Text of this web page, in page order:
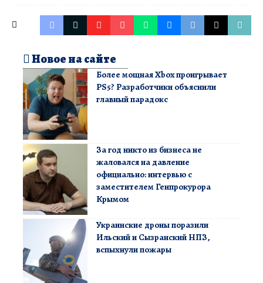
Новое на сайте
Более мощная Xbox проигрывает
PS5? Разработчики объяснили
главный парадокс
За год никто из бизнеса не
жаловался на давление
официально: интервью с
заместителем Генпрокурора
Крымом
Украинские дроны поразили
Ильский и Сызранский НПЗ,
вспыхнули пожары